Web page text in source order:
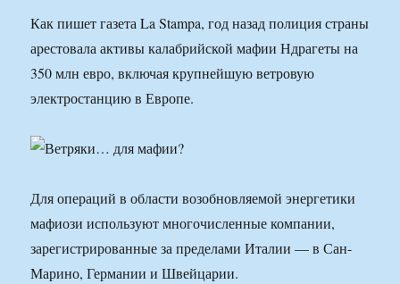
Как пишет газета La Stampa, год назад полиция страны
арестовала активы калабрийской мафии Ндрагеты на
350 млн евро, включая крупнейшую ветровую
электростанцию в Европе.
Для операций в области возобновляемой энергетики
мафиози используют многочисленные компании,
зарегистрированные за пределами Италии — в Сан-
Марино, Германии и Швейцарии.